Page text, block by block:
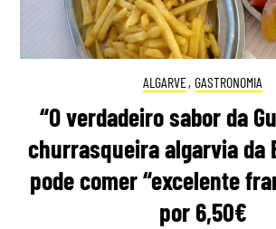
ALGARVE, GASTRONOMIA
“O verdadeiro sabor da
churrasqueira algarvia da
pode comer “excelente
por 6,50€